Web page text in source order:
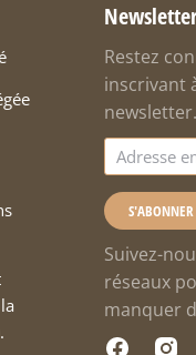
Restez
inscrivant
newsletter.
Suivez-
réseaux
manquer